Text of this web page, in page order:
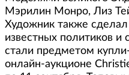
Мэрилин Монро, Лиз
Художник также
известных политиков и
стали предметом
онлайн-аукционе